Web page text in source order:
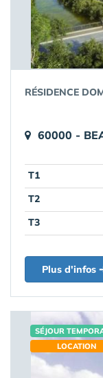
RÉSIDENCE
60000 -
T1
T2
T3
Plus d'infos
SÉJOUR
LOCATION